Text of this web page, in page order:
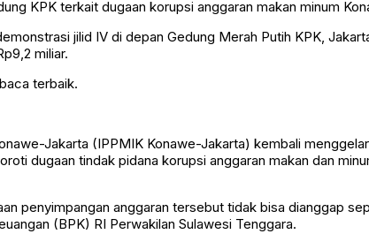
jilid IV di depan Gedung Merah Putih KPK,
miliar.
terbaik.
Jakarta (IPPMIK Konawe-Jakarta) kembali
dugaan tindak pidana korupsi anggaran makan dan
penyimpangan anggaran tersebut tidak bisa dianggap
(BPK) RI Perwakilan Sulawesi Tenggara.